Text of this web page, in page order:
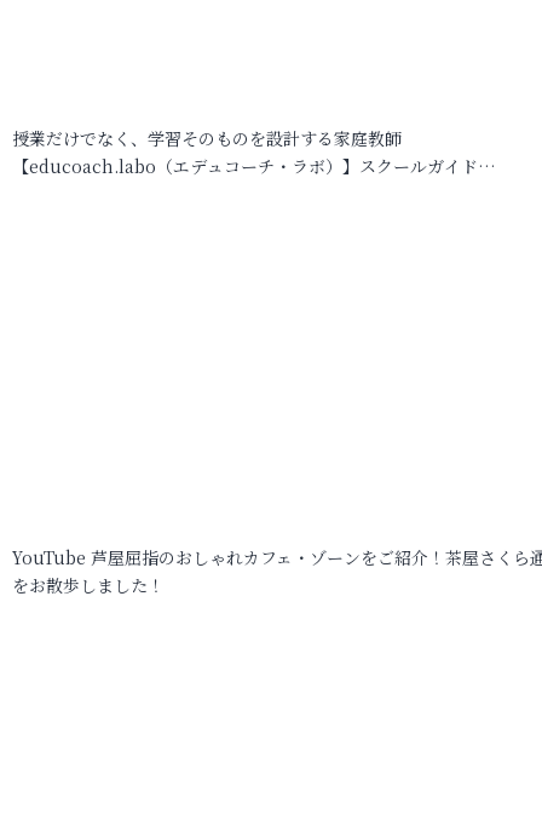
授業だけでなく、学習そのものを設計する家庭教師
【educoach.labo（エデュコーチ・ラボ）】スクールガイド…
YouTube 芦屋屈指のおしゃれカフェ・ゾーンをご紹介！茶屋さくら
をお散歩しました！